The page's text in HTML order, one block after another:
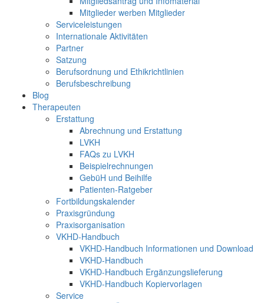
Mitglieder werben Mitglieder
Serviceleistungen
Internationale Aktivitäten
Partner
Satzung
Berufsordnung und Ethikrichtlinien
Berufsbeschreibung
Blog
Therapeuten
Erstattung
Abrechnung und Erstattung
LVKH
FAQs zu LVKH
Beispielrechnungen
GebüH und Beihilfe
Patienten-Ratgeber
Fortbildungskalender
Praxisgründung
Praxisorganisation
VKHD-Handbuch
VKHD-Handbuch Informationen und Download
VKHD-Handbuch
VKHD-Handbuch Ergänzungslieferung
VKHD-Handbuch Kopiervorlagen
Service